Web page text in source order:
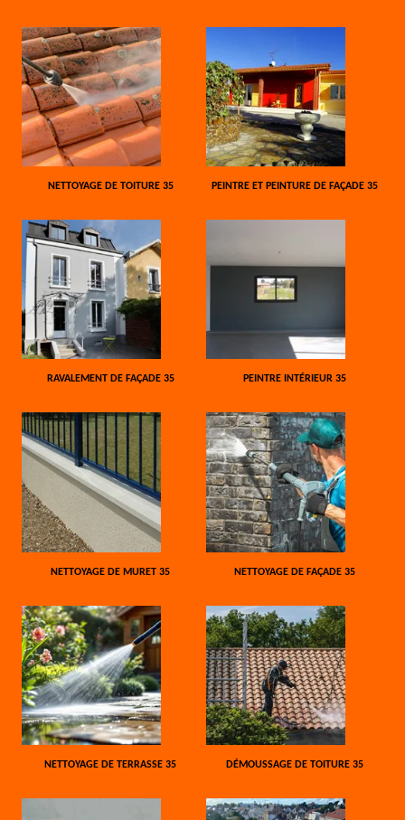
NETTOYAGE DE TOITURE 35 PEINTRE ET PEINTURE DE FAÇADE 35
RAVALEMENT DE FAÇADE 35 PEINTRE INTÉRIEUR 35
NETTOYAGE DE MURET 35 NETTOYAGE DE FAÇADE 35
NETTOYAGE DE TERRASSE 35 DÉMOUSSAGE DE TOITURE 35